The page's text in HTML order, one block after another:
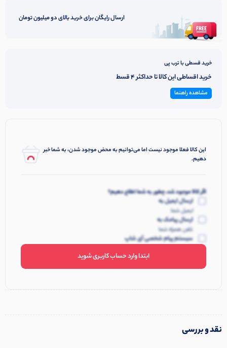
ارسال رایگان برای خرید بالای دو میلیون تومان
خرید قسطی با ترب پی
خرید اقساطی این کالا تا حداکثر 4 قسط
مشاهده راهنما
این کالا فعلا موجود نیست اما می‌توانیم به محض موجود شدن، به شما خبر
دهیم.
اگر کالا موجود شد، چطور به شما اطلاع دهیم؟
ارسال ایمیل به
ایمیل شما
ارسال پیامک به
تلفن همراه شما
سیستم پیام شخصی آی شاپ
ابتدا وارد حساب کاربری شوید
نقد و بررسی